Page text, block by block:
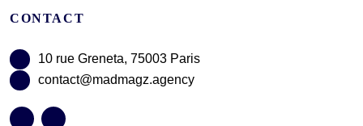
CONTACT
10 rue Greneta, 75003 Paris
contact@madmagz.agency